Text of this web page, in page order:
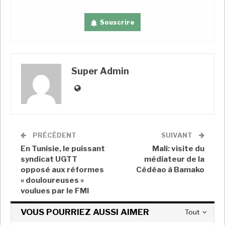
voisin que Poutine appelle un État artificiel.
Ramaphosa a également révélé que Poutine lui avait
assuré personnellement que les négociations
ukrainien Volodymyr Zelenskyy, mais qu’il le voulait.
A LIRE AUSSI
Antony Blinken débute sa tournée africaine
par l’Afrique du…
Super Admin Août 8, 2022
Souscrire
Super Admin
PRÉCÉDENT
En Tunisie, le puissant
syndicat UGTT
opposé aux réformes
« douloureuses »
voulues par le FMI
SUIVANT
Mali: visite du
médiateur de la
Cédéao à Bamako
Tout
VOUS POURRIEZ AUSSI AIMER